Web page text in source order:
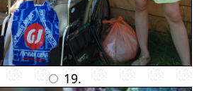
19.